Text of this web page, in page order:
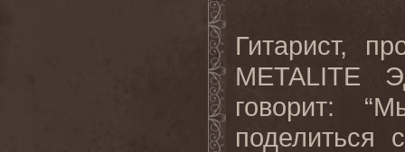
Гитарист,
METALITE
говорит: